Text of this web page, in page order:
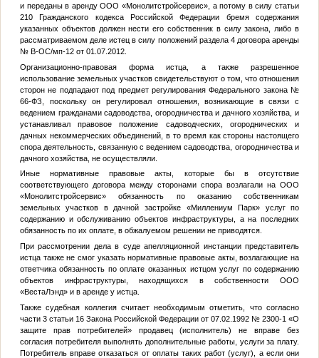
и переданы в аренду ООО «Монолитстройсервис», а потому в силу статьи
210 Гражданского кодекса Российской Федерации бремя содержания
указанных объектов должен нести его собственник в силу закона, либо в
рассматриваемом деле истец в силу положений раздела 4 договора аренды
№ В-ОС/мп-12 от 01.07.2012.
Организационно-правовая форма истца, а также разрешенное
использование земельных участков свидетельствуют о том, что отношения
сторон не подпадают под предмет регулирования Федерального закона №
66-ФЗ, поскольку он регулировал отношения, возникающие в связи с
ведением гражданами садоводства, огородничества и дачного хозяйства, и
устанавливал правовое положение садоводческих, огороднических и
дачных некоммерческих объединений, в то время как стороны настоящего
спора деятельность, связанную с ведением садоводства, огородничества и
дачного хозяйства, не осуществляли.
Иные нормативные правовые акты, которые бы в отсутствие
соответствующего договора между сторонами спора возлагали на ООО
«Монолитстройсервис» обязанность по оказанию собственникам
земельных участков в дачной застройке «Миллениум Парк» услуг по
содержанию и обслуживанию объектов инфраструктуры, а на последних
обязанность по их оплате, в обжалуемом решении не приводятся.
При рассмотрении дела в суде апелляционной инстанции представитель
истца также не смог указать нормативные правовые акты, возлагающие на
ответчика обязанность по оплате оказанных истцом услуг по содержанию
объектов инфраструктуры, находящихся в собственности ООО
«ВестаЛэнд» и в аренде у истца.
Также судебная коллегия считает необходимым отметить, что согласно
части 3 статьи 16 Закона Российской Федерации от 07.02.1992 № 2300-1 «О
защите прав потребителей» продавец (исполнитель) не вправе без
согласия потребителя выполнять дополнительные работы, услуги за плату.
Потребитель вправе отказаться от оплаты таких работ (услуг), а если они